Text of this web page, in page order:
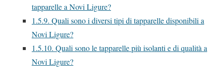
tapparelle a Novi Ligure?
1.5.9. Quali sono i diversi tipi di tapparelle disponibili a
Novi Ligure?
1.5.10. Quali sono le tapparelle più isolanti e di qualità a
Novi Ligure?